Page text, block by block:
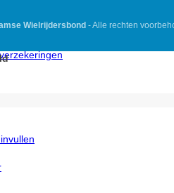
wat nuWielrijdersbond - Alle rechten